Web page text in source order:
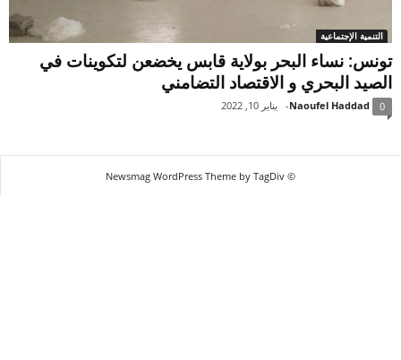
التنمية الإجتماعية
تونس: نساء البحر بولاية قابس يخضعن لتكوينات في
الصيد البحري و الاقتصاد التضامني
Naoufel Haddad
- يناير 10, 2022 0
© Newsmag WordPress Theme by TagDiv